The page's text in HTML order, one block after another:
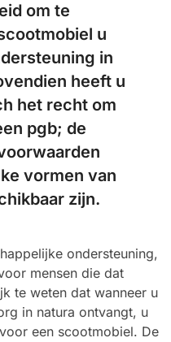
om te
u
in
heeft u
het recht om
pgb; de
vormen van
zijn.
ondersteuning,
mensen die dat
te weten dat wanneer u
in natura ontvangt, u
een scootmobiel. De